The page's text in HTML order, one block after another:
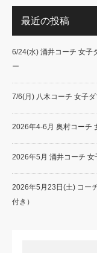
最近の投稿
6/24(水) 涌井コーチ 女子
ー
7/6(月) 八木コーチ 女子
2026年4-6月 奥村コーチ
2026年5月 涌井コーチ 女
2026年5月23日(土) コー
付き）